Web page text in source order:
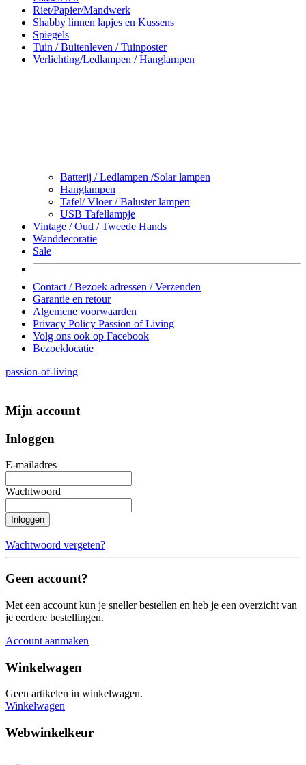
Riet/Papier/Mandwerk
Shabby linnen lapjes en Kussens
Spiegels
Tuin / Buitenleven / Tuinposter
Verlichting/Ledlampen / Hanglampen
Batterij / Ledlampen /Solar lampen
Hanglampen
Tafel/ Vloer / Baluster lampen
USB Tafellampje
Vintage / Oud / Tweede Hands
Wanddecoratie
Sale
Contact / Bezoek adressen / Verzenden
Garantie en retour
Algemene voorwaarden
Privacy Policy Passion of Living
Volg ons ook op Facebook
Bezoeklocatie
passion-of-living
Mijn account
Inloggen
E-mailadres
Wachtwoord
Inloggen
Wachtwoord vergeten?
Geen account?
Met een account kun je sneller bestellen en heb je een overzicht van
je eerdere bestellingen.
Account aanmaken
Winkelwagen
Geen artikelen in winkelwagen.
Winkelwagen
Webwinkelkeur